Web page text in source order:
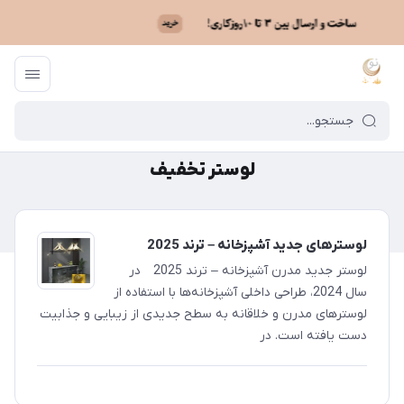
ماه نو / لوستر تخفیف
لوستر تخفیف
لوسترهای جدید آشپزخانه – ترند 2025
لوستر جدید مدرن آشپزخانه – ترند 2025 در
سال 2024، طراحی داخلی آشپزخانه‌ها با استفاده از
لوسترهای مدرن و خلاقانه به سطح جدیدی از زیبایی و جذابیت
دست یافته است. در